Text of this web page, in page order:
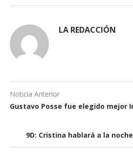
LA REDACCIÓN
Noticia Anterior
Gustavo Posse fue elegido mejor
9D: Cristina hablará a la